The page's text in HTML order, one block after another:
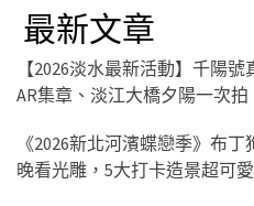
最新文章
【2026淡水最新活動】千陽
AR集章、淡江大橋夕陽一次拍
《2026新北河濱蝶戀季》布
晚看光雕，5大打卡造景超可愛